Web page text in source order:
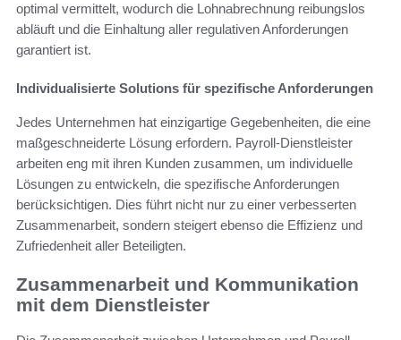
optimal vermittelt, wodurch die Lohnabrechnung reibungslos
abläuft und die Einhaltung aller regulativen Anforderungen
garantiert ist.
Individualisierte Solutions für spezifische Anforderungen
Jedes Unternehmen hat einzigartige Gegebenheiten, die eine
maßgeschneiderte Lösung erfordern. Payroll-Dienstleister
arbeiten eng mit ihren Kunden zusammen, um individuelle
Lösungen zu entwickeln, die spezifische Anforderungen
berücksichtigen. Dies führt nicht nur zu einer verbesserten
Zusammenarbeit, sondern steigert ebenso die Effizienz und
Zufriedenheit aller Beteiligten.
Zusammenarbeit und Kommunikation
mit dem Dienstleister